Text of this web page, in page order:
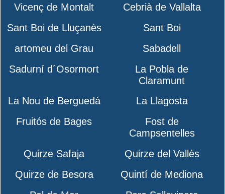
Vicenç de Montalt
Cebrià de Vallalta
Sant Boi de Lluçanès
Sant Boi
artomeu del Grau
Sabadell
Sadurní d´Osormort
La Pobla de
Claramunt
La Nou de Berguedà
La Llagosta
Fruitós de Bages
Fost de
Campsentelles
Quirze Safaja
Quirze del Vallès
Quirze de Besora
Quintí de Mediona